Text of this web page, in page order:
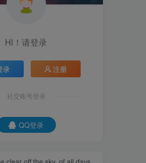
HI！请登录
录 注册
社交账号登录
QQ登录